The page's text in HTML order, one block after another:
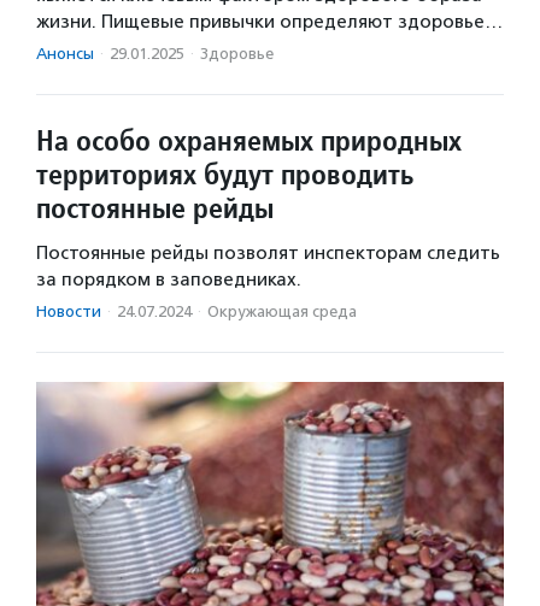
жизни. Пищевые привычки определяют здоровье…
Анонсы · 29.01.2025 · Здоровье
На особо охраняемых природных
территориях будут проводить
постоянные рейды
Постоянные рейды позволят инспекторам следить
за порядком в заповедниках.
Новости · 24.07.2024 · Окружающая среда